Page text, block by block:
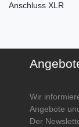
Anschluss XLR
Wir
Angebote
Der